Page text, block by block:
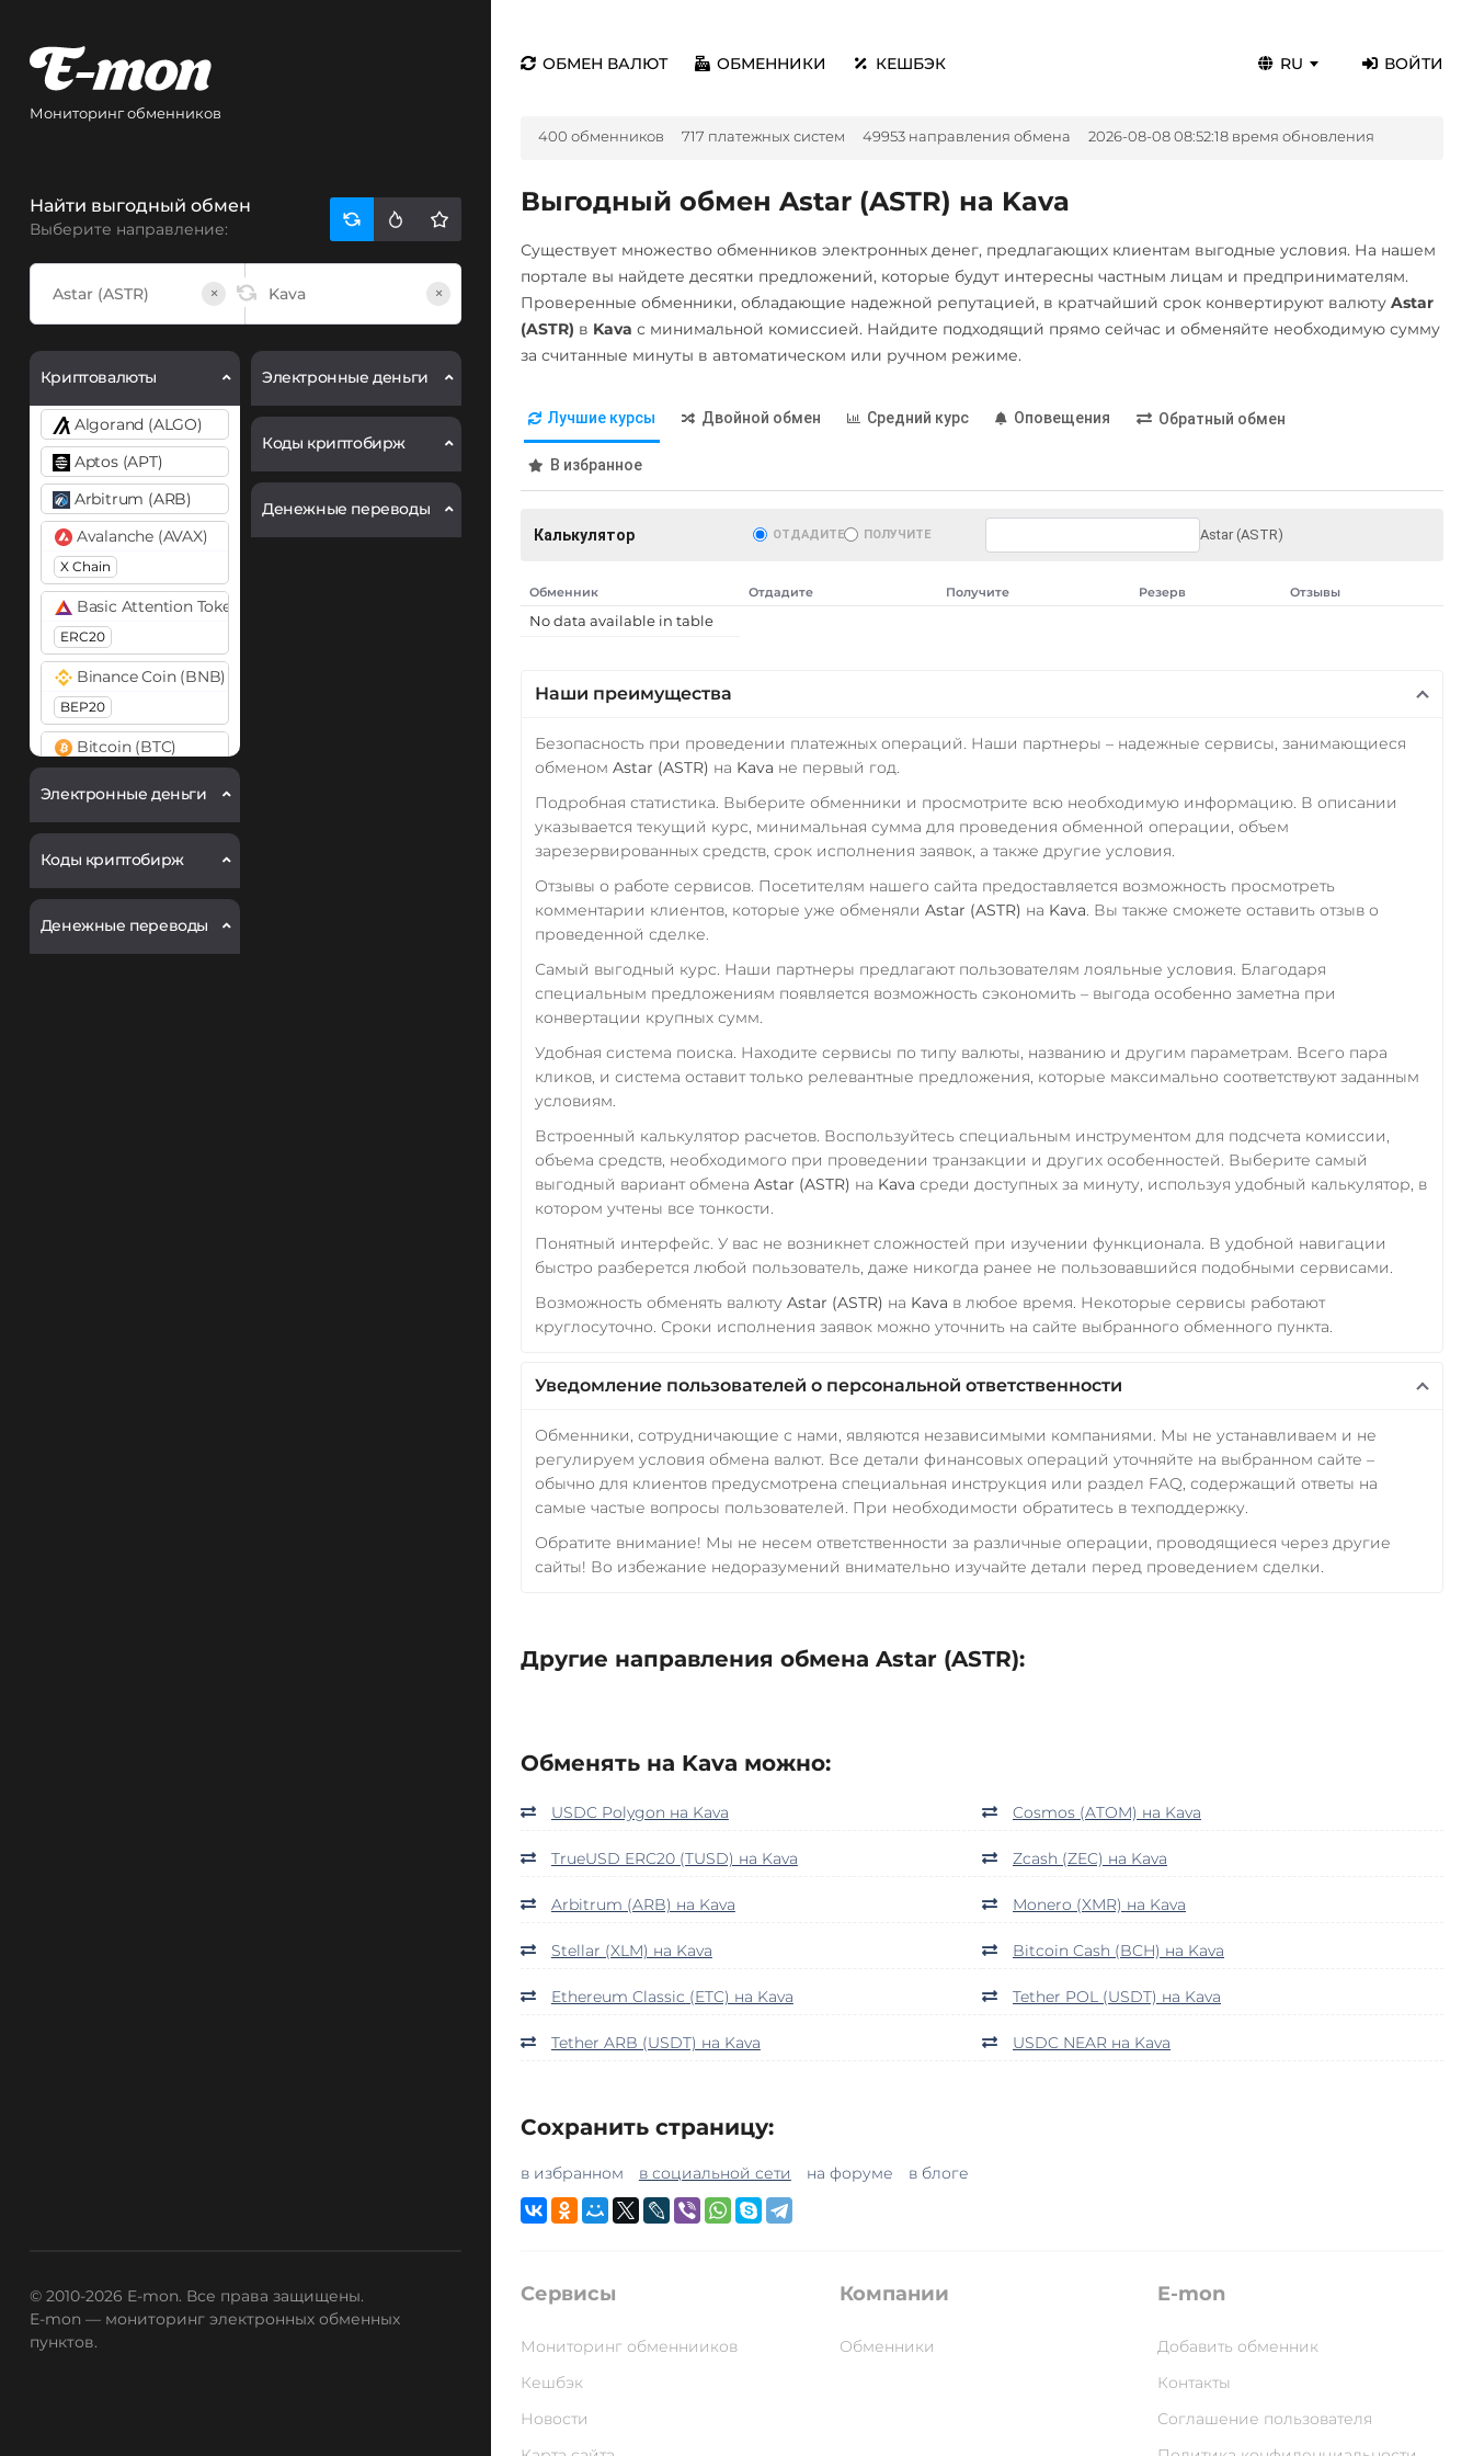
Мониторинг обменников
Найти выгодный обмен
Выберите направление:
× ×
Криптовалюты
Algorand (ALGO)
Aptos (APT)
Arbitrum (ARB)
Avalanche (AVAX)
X Chain
Basic Attention Token (BAT)
ERC20
Binance Coin (BNB)
BEP20
Bitcoin (BTC)
Bitcoin Cash (BCH)
Chainlink (LINK)
ERC20
Cosmos (ATOM)
XLM
VeChain (VET)
Электронные деньги
Коды криптобирж
Денежные переводы
Электронные деньги
Коды криптобирж
Денежные переводы
ОБМЕН ВАЛЮТ ОБМЕННИКИ КЕШБЭК RU ВОЙТИ
400 обменников 717 платежных систем 49953 направления обмена 2026-08-08 08:52:18 время обновления
Выгодный обмен Astar (ASTR) на Kava
Существует множество обменников электронных денег, предлагающих клиентам выгодные условия. На нашем
портале вы найдете десятки предложений, которые будут интересны частным лицам и предпринимателям.
Проверенные обменники, обладающие надежной репутацией, в кратчайший срок конвертируют валюту Astar
(ASTR) в Kava с минимальной комиссией. Найдите подходящий прямо сейчас и обменяйте необходимую сумму
за считанные минуты в автоматическом или ручном режиме.
Лучшие курсы Двойной обмен Средний курс Оповещения Обратный обмен
В избранное
Калькулятор ОТДАДИТЕ ПОЛУЧИТЕ Astar (ASTR)
Обменник Отдадите Получите Резерв Отзывы
No data available in table
Наши преимущества
Безопасность при проведении платежных операций. Наши партнеры – надежные сервисы, занимающиеся
обменом Astar (ASTR) на Kava не первый год.
Подробная статистика. Выберите обменники и просмотрите всю необходимую информацию. В описании
указывается текущий курс, минимальная сумма для проведения обменной операции, объем
зарезервированных средств, срок исполнения заявок, а также другие условия.
Отзывы о работе сервисов. Посетителям нашего сайта предоставляется возможность просмотреть
комментарии клиентов, которые уже обменяли Astar (ASTR) на Kava. Вы также сможете оставить отзыв о
проведенной сделке.
Самый выгодный курс. Наши партнеры предлагают пользователям лояльные условия. Благодаря
специальным предложениям появляется возможность сэкономить – выгода особенно заметна при
конвертации крупных сумм.
Удобная система поиска. Находите сервисы по типу валюты, названию и другим параметрам. Всего пара
кликов, и система оставит только релевантные предложения, которые максимально соответствуют заданным
условиям.
Встроенный калькулятор расчетов. Воспользуйтесь специальным инструментом для подсчета комиссии,
объема средств, необходимого при проведении транзакции и других особенностей. Выберите самый
выгодный вариант обмена Astar (ASTR) на Kava среди доступных за минуту, используя удобный калькулятор, в
котором учтены все тонкости.
Понятный интерфейс. У вас не возникнет сложностей при изучении функционала. В удобной навигации
быстро разберется любой пользователь, даже никогда ранее не пользовавшийся подобными сервисами.
Возможность обменять валюту Astar (ASTR) на Kava в любое время. Некоторые сервисы работают
круглосуточно. Сроки исполнения заявок можно уточнить на сайте выбранного обменного пункта.
Уведомление пользователей о персональной ответственности
Обменники, сотрудничающие с нами, являются независимыми компаниями. Мы не устанавливаем и не
регулируем условия обмена валют. Все детали финансовых операций уточняйте на выбранном сайте –
обычно для клиентов предусмотрена специальная инструкция или раздел FAQ, содержащий ответы на
самые частые вопросы пользователей. При необходимости обратитесь в техподдержку.
Обратите внимание! Мы не несем ответственности за различные операции, проводящиеся через другие
сайты! Во избежание недоразумений внимательно изучайте детали перед проведением сделки.
Другие направления обмена Astar (ASTR):
Обменять на Kava можно:
USDC Polygon на Kava Cosmos (ATOM) на Kava
TrueUSD ERC20 (TUSD) на Kava Zcash (ZEC) на Kava
Arbitrum (ARB) на Kava Monero (XMR) на Kava
Stellar (XLM) на Kava Bitcoin Cash (BCH) на Kava
Ethereum Classic (ETC) на Kava Tether POL (USDT) на Kava
Tether ARB (USDT) на Kava USDC NEAR на Kava
Сохранить страницу:
в избранном в социальной сети на форуме в блоге
© 2010-2026 E-mon. Все права защищены.
E-mon — мониторинг электронных обменных
пунктов.
Сервисы
Мониторинг обменнииков
Кешбэк
Новости
Компании
Обменники
E-mon
Добавить обменник
Контакты
Соглашение пользователя